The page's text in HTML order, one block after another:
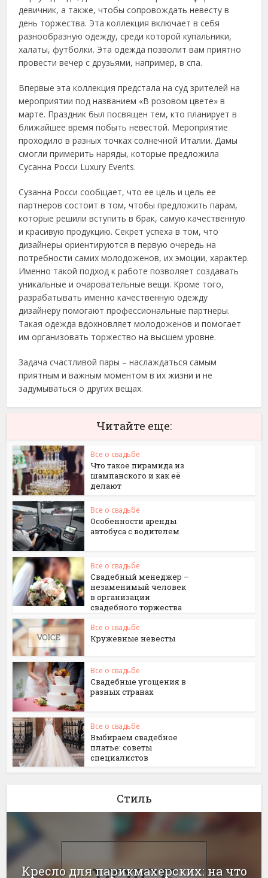
девичник, а также, чтобы сопровождать невесту в
день торжества. Эта коллекция включает в себя
разнообразную одежду, среди которой купальники,
халаты, футболки. Эта одежда позволит вам приятно
провести вечер с друзьями, например, в спа.
Впервые эта коллекция предстала на суд зрителей на
мероприятии под названием «В розовом цвете» в
марте. Праздник был посвящен тем, кто планирует в
ближайшее время побыть невестой. Мероприятие
проходило в разных точках солнечной Италии. Дамы
смогли примерить наряды, которые предложила
Сусанна Росси Luxury Events.
Сузанна Росси сообщает, что ее цель и цель ее
партнеров состоит в том, чтобы предложить парам,
которые решили вступить в брак, самую качественную
и красивую продукцию. Секрет успеха в том, что
дизайнеры ориентируются в первую очередь на
потребности самих молодоженов, их эмоции, характер.
Именно такой подход к работе позволяет создавать
уникальные и очаровательные вещи. Кроме того,
разрабатывать именно качественную одежду
дизайнеру помогают профессиональные партнеры.
Такая одежда вдохновляет молодоженов и помогает
им организовать торжество на высшем уровне.
Задача счастливой пары – наслаждаться самым
приятным и важным моментом в их жизни и не
задумываться о других вещах.
Читайте еще:
Все о свадьбе
Что такое пирамида из
шампанского и как её
делают
Все о свадьбе
Особенности аренды
автобуса с водителем
Все о свадьбе
Свадебный менеджер –
незаменимый человек
в организации
свадебного торжества
Все о свадьбе
Кружевные невесты
Все о свадьбе
Свадебные угощения в
разных странах
Все о свадьбе
Выбираем свадебное
платье: советы
специалистов
Стиль
Кресло для парикмахерских: на что